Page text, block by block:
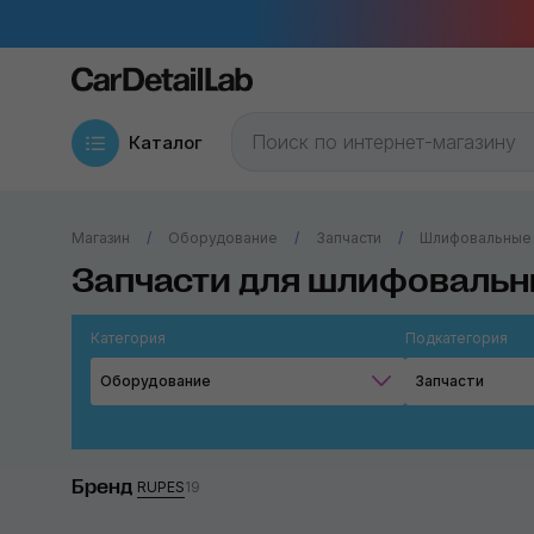
Каталог
Магазин Оборудование Запчасти Шлифовальные
Запчасти для
Категория
Оборудование
Подкатегория
Запчасти
Бренд RUPES19